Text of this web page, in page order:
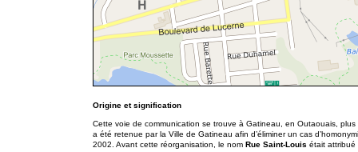
Origine et signification
Cette voie de communication se trouve à Gatineau, en Outaouais,
a été retenue par la Ville de Gatineau afin d’éliminer un cas
2002. Avant cette réorganisation, le nom Rue Saint-Louis était attribué